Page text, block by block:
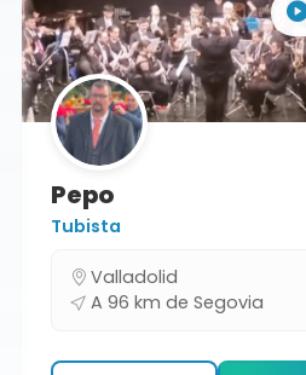
Pepo
Tubista
Valladolid
A 96 km de Segovia